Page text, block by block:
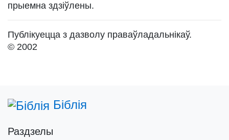
прыемна здзіўлены.
Публікуецца з дазволу праваўладальнікаў.
© 2002
Біблія
Раздзелы